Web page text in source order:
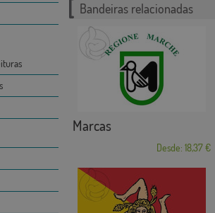
Bandeiras relacionadas
Marcas
Desde: 18,37 €